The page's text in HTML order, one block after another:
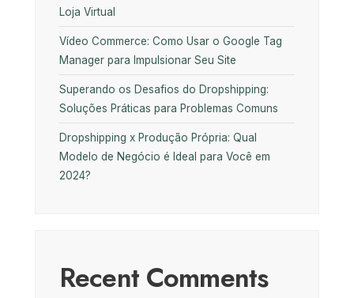
Loja Virtual
Vídeo Commerce: Como Usar o Google Tag
Manager para Impulsionar Seu Site
Superando os Desafios do Dropshipping:
Soluções Práticas para Problemas Comuns
Dropshipping x Produção Própria: Qual
Modelo de Negócio é Ideal para Você em
2024?
Recent Comments